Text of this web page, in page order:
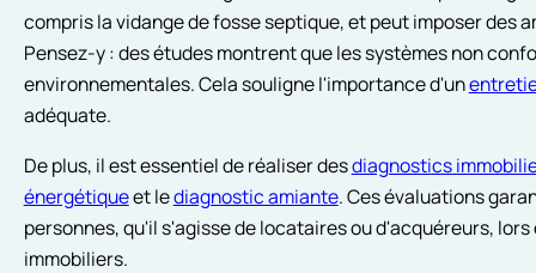
compris la vidange de fosse septique, et peut imposer des
Pensez-y : des études montrent que les systèmes non
environnementales. Cela souligne l'importance d'un
adéquate.
De plus, il est essentiel de réaliser desdiagnostics
énergétiqueet lediagnostic amiante. Ces évaluations
personnes, qu'il s'agisse de locataires ou d'acquéreurs,
immobiliers.